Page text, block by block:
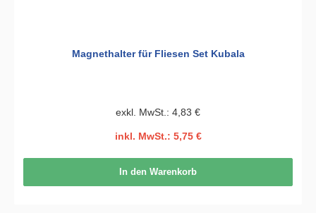
Magnethalter für Fliesen Set Kubala
exkl. MwSt.: 4,83 €
inkl. MwSt.: 5,75 €
In den Warenkorb